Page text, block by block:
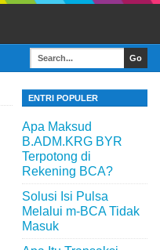
ENTRI POPULER
Apa Maksud
B.ADM.KRG BYR
Terpotong di
Rekening BCA?
Solusi Isi Pulsa
Melalui m-BCA Tidak
Masuk